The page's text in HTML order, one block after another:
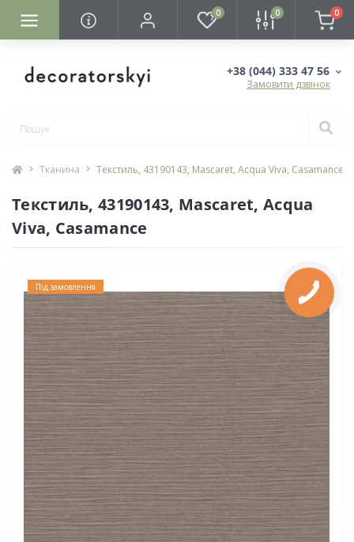
0 0 0
+38 (044) 333 47 56
Замовити дзвінок
Тканина Текстиль, 43190143, Mascaret, Acqua Viva, Casamance
Текстиль, 43190143, Mascaret, Acqua
Viva, Casamance
Під замовлення